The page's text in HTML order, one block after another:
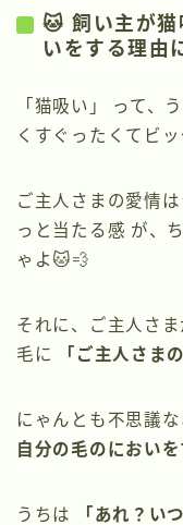
🐱 飼い主が猫
いをする理由
「猫吸い」 って、
くすぐったくてビ
ご主人さまの愛情
っと当たる感 が、
ゃよ🐱💨
それに、ご主人さ
毛に
「ご主人さま
にゃんとも不思議
自分の毛のにおい
うちは 「あれ？い